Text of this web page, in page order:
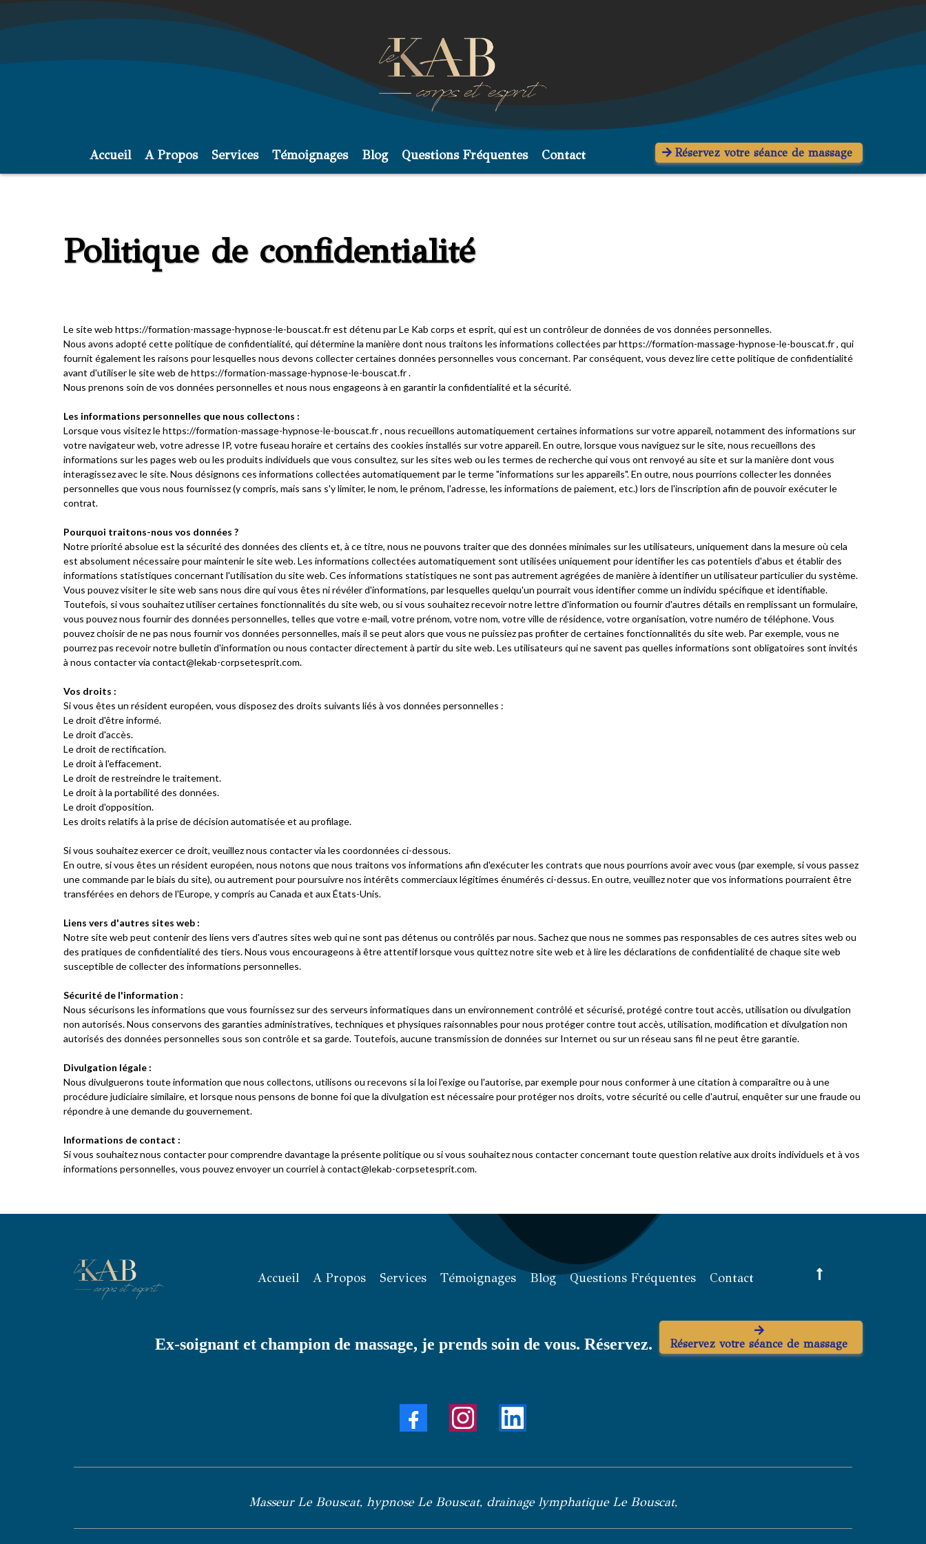
Accueil A Propos Services Témoignages Blog Questions Fréquentes Contact Réservez votre séance de massage
Politique de confidentialité
Le site web https://formation-massage-hypnose-le-bouscat.fr est détenu par Le Kab corps et esprit, qui est un contrôleur de données de vos données personnelles.
Nous avons adopté cette politique de confidentialité, qui détermine la manière dont nous traitons les informations collectées par https://formation-massage-hypnose-le-bouscat.fr , qui
fournit également les raisons pour lesquelles nous devons collecter certaines données personnelles vous concernant. Par conséquent, vous devez lire cette politique de confidentialité
avant d'utiliser le site web de https://formation-massage-hypnose-le-bouscat.fr .
Nous prenons soin de vos données personnelles et nous nous engageons à en garantir la confidentialité et la sécurité.
Les informations personnelles que nous collectons :
Lorsque vous visitez le https://formation-massage-hypnose-le-bouscat.fr , nous recueillons automatiquement certaines informations sur votre appareil, notamment des informations sur
votre navigateur web, votre adresse IP, votre fuseau horaire et certains des cookies installés sur votre appareil. En outre, lorsque vous naviguez sur le site, nous recueillons des
informations sur les pages web ou les produits individuels que vous consultez, sur les sites web ou les termes de recherche qui vous ont renvoyé au site et sur la manière dont vous
interagissez avec le site. Nous désignons ces informations collectées automatiquement par le terme "informations sur les appareils". En outre, nous pourrions collecter les données
personnelles que vous nous fournissez (y compris, mais sans s'y limiter, le nom, le prénom, l'adresse, les informations de paiement, etc.) lors de l'inscription afin de pouvoir exécuter le
contrat.
Pourquoi traitons-nous vos données ?
Notre priorité absolue est la sécurité des données des clients et, à ce titre, nous ne pouvons traiter que des données minimales sur les utilisateurs, uniquement dans la mesure où cela
est absolument nécessaire pour maintenir le site web. Les informations collectées automatiquement sont utilisées uniquement pour identifier les cas potentiels d'abus et établir des
informations statistiques concernant l'utilisation du site web. Ces informations statistiques ne sont pas autrement agrégées de manière à identifier un utilisateur particulier du système.
Vous pouvez visiter le site web sans nous dire qui vous êtes ni révéler d'informations, par lesquelles quelqu'un pourrait vous identifier comme un individu spécifique et identifiable.
Toutefois, si vous souhaitez utiliser certaines fonctionnalités du site web, ou si vous souhaitez recevoir notre lettre d'information ou fournir d'autres détails en remplissant un formulaire,
vous pouvez nous fournir des données personnelles, telles que votre e-mail, votre prénom, votre nom, votre ville de résidence, votre organisation, votre numéro de téléphone. Vous
pouvez choisir de ne pas nous fournir vos données personnelles, mais il se peut alors que vous ne puissiez pas profiter de certaines fonctionnalités du site web. Par exemple, vous ne
pourrez pas recevoir notre bulletin d'information ou nous contacter directement à partir du site web. Les utilisateurs qui ne savent pas quelles informations sont obligatoires sont invités
à nous contacter via contact@lekab-corpsetesprit.com.
Vos droits :
Si vous êtes un résident européen, vous disposez des droits suivants liés à vos données personnelles :
Le droit d'être informé.
Le droit d'accès.
Le droit de rectification.
Le droit à l'effacement.
Le droit de restreindre le traitement.
Le droit à la portabilité des données.
Le droit d'opposition.
Les droits relatifs à la prise de décision automatisée et au profilage.
Si vous souhaitez exercer ce droit, veuillez nous contacter via les coordonnées ci-dessous.
En outre, si vous êtes un résident européen, nous notons que nous traitons vos informations afin d'exécuter les contrats que nous pourrions avoir avec vous (par exemple, si vous passez
une commande par le biais du site), ou autrement pour poursuivre nos intérêts commerciaux légitimes énumérés ci-dessus. En outre, veuillez noter que vos informations pourraient être
transférées en dehors de l'Europe, y compris au Canada et aux États-Unis.
Liens vers d'autres sites web :
Notre site web peut contenir des liens vers d'autres sites web qui ne sont pas détenus ou contrôlés par nous. Sachez que nous ne sommes pas responsables de ces autres sites web ou
des pratiques de confidentialité des tiers. Nous vous encourageons à être attentif lorsque vous quittez notre site web et à lire les déclarations de confidentialité de chaque site web
susceptible de collecter des informations personnelles.
Sécurité de l'information :
Nous sécurisons les informations que vous fournissez sur des serveurs informatiques dans un environnement contrôlé et sécurisé, protégé contre tout accès, utilisation ou divulgation
non autorisés. Nous conservons des garanties administratives, techniques et physiques raisonnables pour nous protéger contre tout accès, utilisation, modification et divulgation non
autorisés des données personnelles sous son contrôle et sa garde. Toutefois, aucune transmission de données sur Internet ou sur un réseau sans fil ne peut être garantie.
Divulgation légale :
Nous divulguerons toute information que nous collectons, utilisons ou recevons si la loi l'exige ou l'autorise, par exemple pour nous conformer à une citation à comparaître ou à une
procédure judiciaire similaire, et lorsque nous pensons de bonne foi que la divulgation est nécessaire pour protéger nos droits, votre sécurité ou celle d'autrui, enquêter sur une fraude ou
répondre à une demande du gouvernement.
Informations de contact :
Si vous souhaitez nous contacter pour comprendre davantage la présente politique ou si vous souhaitez nous contacter concernant toute question relative aux droits individuels et à vos
informations personnelles, vous pouvez envoyer un courriel à contact@lekab-corpsetesprit.com.
Accueil A Propos Services Témoignages Blog Questions Fréquentes Contact
Ex-soignant et champion de massage, je prends soin de vous. Réservez. Réservez votre séance de massage
Masseur Le Bouscat, hypnose Le Bouscat, drainage lymphatique Le Bouscat,